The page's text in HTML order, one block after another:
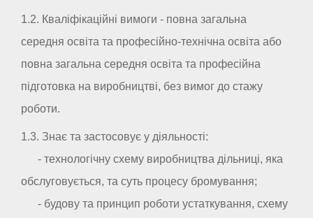
1.2. Кваліфікаційні вимоги - повна загальна
середня освіта та професійно-технічна освіта або
повна загальна середня освіта та професійна
підготовка на виробництві, без вимог до стажу
роботи.
1.3. Знає та застосовує у діяльності:
- технологічну схему виробництва дільниці, яка
обслуговується, та суть процесу бромування;
- будову та принцип роботи устаткування, схему